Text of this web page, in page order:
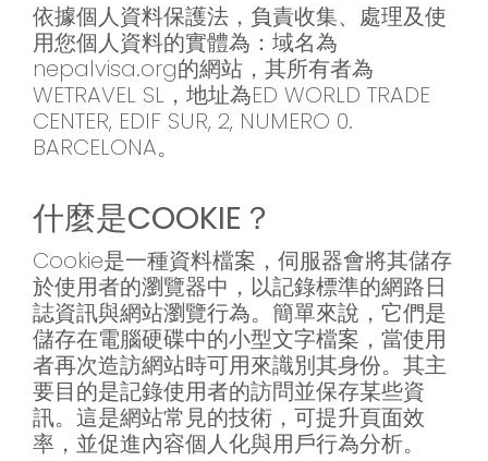
依據個人資料保護法，負責收集、處理及使
用您個人資料的實體為：域名為
nepalvisa.org的網站，其所有者為
WETRAVEL SL，地址為ED WORLD TRADE
CENTER, EDIF SUR, 2, NUMERO 0.
BARCELONA。
什麼是COOKIE？
Cookie是一種資料檔案，伺服器會將其儲存
於使用者的瀏覽器中，以記錄標準的網路日
誌資訊與網站瀏覽行為。簡單來說，它們是
儲存在電腦硬碟中的小型文字檔案，當使用
者再次造訪網站時可用來識別其身份。其主
要目的是記錄使用者的訪問並保存某些資
訊。這是網站常見的技術，可提升頁面效
率，並促進內容個人化與用戶行為分析。